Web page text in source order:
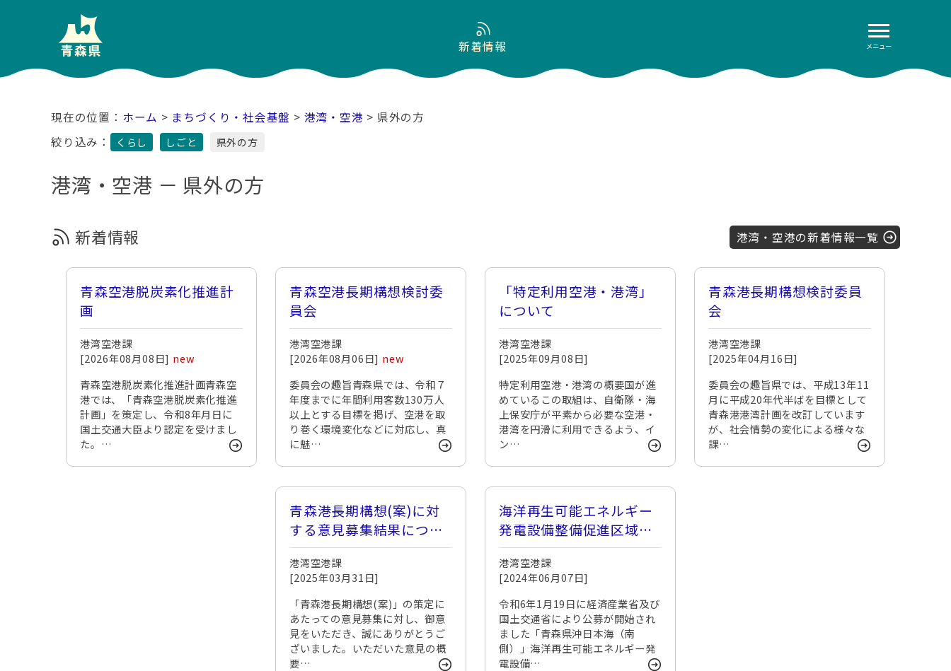
メニュー
新着情報
ホーム > まちづくり・社会基盤 > 港湾・空港 > 県外の方
絞り込み：
くらし しごと 県外の方
港湾・空港 － 県外の方
新着情報 港湾・空港の新着情報一覧
青森空港脱炭素化推進計
画
港湾空港課
[2026年08月08日] new
青森空港脱炭素化推進計画青森空
港では、「青森空港脱炭素化推進
計画」を策定し、令和8年月日に
国土交通大臣より認定を受けまし
た。…
青森空港長期構想検討委
員会
港湾空港課
[2026年08月06日] new
委員会の趣旨青森県では、令和７
年度までに年間利用客数130万人
以上とする目標を掲げ、空港を取
り巻く環境変化などに対応し、真
に魅…
「特定利用空港・港湾」
について
港湾空港課
[2025年09月08日]
特定利用空港・港湾の概要国が進
めているこの取組は、自衛隊・海
上保安庁が平素から必要な空港・
港湾を円滑に利用できるよう、イ
ン…
青森港長期構想検討委員
会
港湾空港課
[2025年04月16日]
委員会の趣旨県では、平成13年11
月に平成20年代半ばを目標として
青森港港湾計画を改訂しています
が、社会情勢の変化による様々な
課…
青森港長期構想(案)に対
する意見募集結果につい
て
港湾空港課
[2025年03月31日]
「青森港長期構想(案)」の策定に
あたっての意見募集に対し、御意
見をいただき、誠にありがとうご
ざいました。いただいた意見の概
要…
海洋再生可能エネルギー
発電設備整備促進区域公
募関連情報について
港湾空港課
[2024年06月07日]
令和6年1月19日に経済産業省及び
国土交通省により公募が開始され
ました「青森県沖日本海（南
側）」海洋再生可能エネルギー発
電設備…